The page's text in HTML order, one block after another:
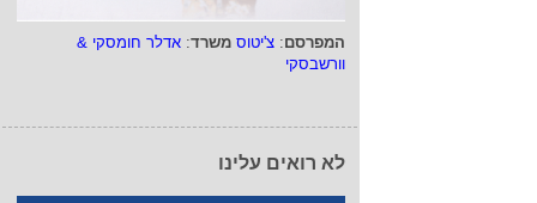
המפרסם: צ'יטוס משרד: אדלר חומסקי &
וורשבסקי
לא רואים עלינו